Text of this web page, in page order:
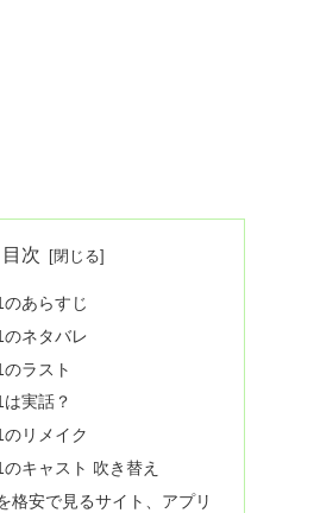
目次
あらすじ
ネタバレ
ラスト
実話？
リメイク
キャスト 吹き替え
格安で見るサイト、アプリ